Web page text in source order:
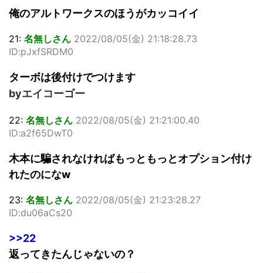
俺のアルトワークスのほうがカッコイイ
21: 名無しさん 2022/08/05(金) 21:18:28.73
ID:pJxfSRDM0
ターボは後付けでつけます
byエイコーゴー
22: 名無しさん 2022/08/05(金) 21:21:00.40
ID:a2f65DwT0
木本に騙されなければもっともっとオプション付け
れたのになw
23: 名無しさん 2022/08/05(金) 21:23:28.27
ID:du06aCs20
>>22
返ってきたんじゃないの？